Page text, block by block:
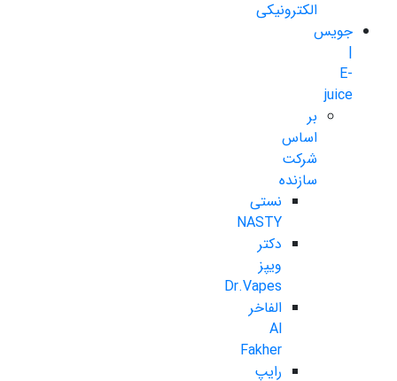
الکترونیکی
جویس
|
E-
juice
بر
اساس
شرکت
سازنده
نستی
NASTY
دکتر
ویپز
Dr.Vapes
الفاخر
Al
Fakher
رایپ